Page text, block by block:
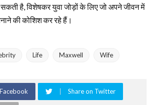
है, विशेषकर युवा जोड़ों के लिए जो अपने जीवन में
की कोशिश कर रहे हैं।
Life Maxwell Wife
Share on Twitter